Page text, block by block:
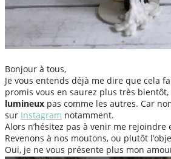
Bonjour à tous,
Je vous entends déjà me dire que cela
promis vous en saurez plus très
lumineux pas comme les autres. Car
sur Instagram notamment.
Alors n’hésitez pas à venir me
Revenons à nos moutons, ou plutôt
Oui, je ne vous présente plus mon